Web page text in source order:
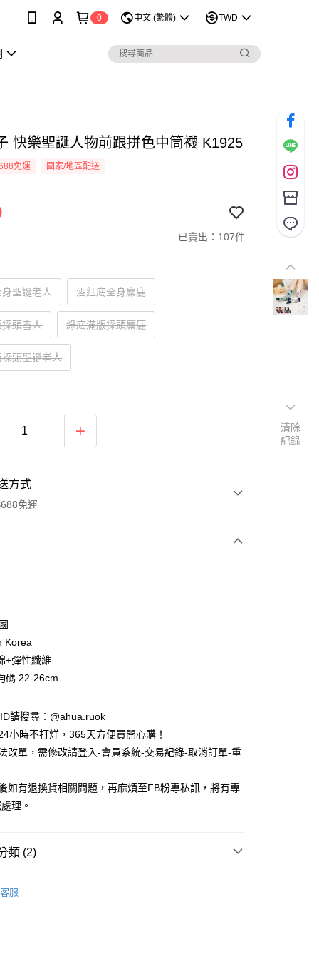
0 中文 (繁體) TWD
快樂聖誕人物前跟拼色中筒襪 K1925
免運 國家/地區配送
已賣出：107件
聖誕老人 酒紅底全身麋鹿
頭雪人 綠底滿版探頭麋鹿
頭聖誕老人
方式
免運
款
貨
款
Korea
+彈性纖維
碼 22-26cm
請搜尋：@ahua.ruok
小時不打烊，365天方便買開心購！
改單，需修改請登入-會員系統-交易紀錄-取消訂單-重
如有退換貨相關問題，再麻煩至FB粉專私訊，將有專
理。
類 (2)
客服
清除
紀錄